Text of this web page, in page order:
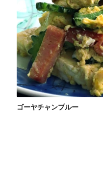
ゴーヤチャンプルー